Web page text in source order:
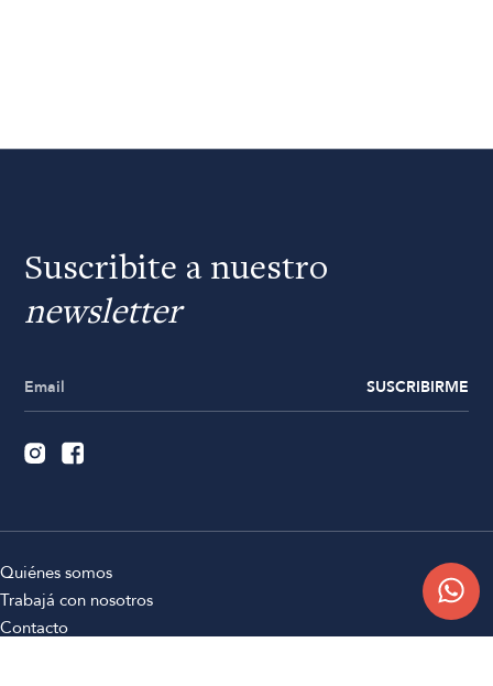
Suscribite a nuestro
newsletter
SUSCRIBIRME
Quiénes somos
Trabajá con nosotros
Contacto